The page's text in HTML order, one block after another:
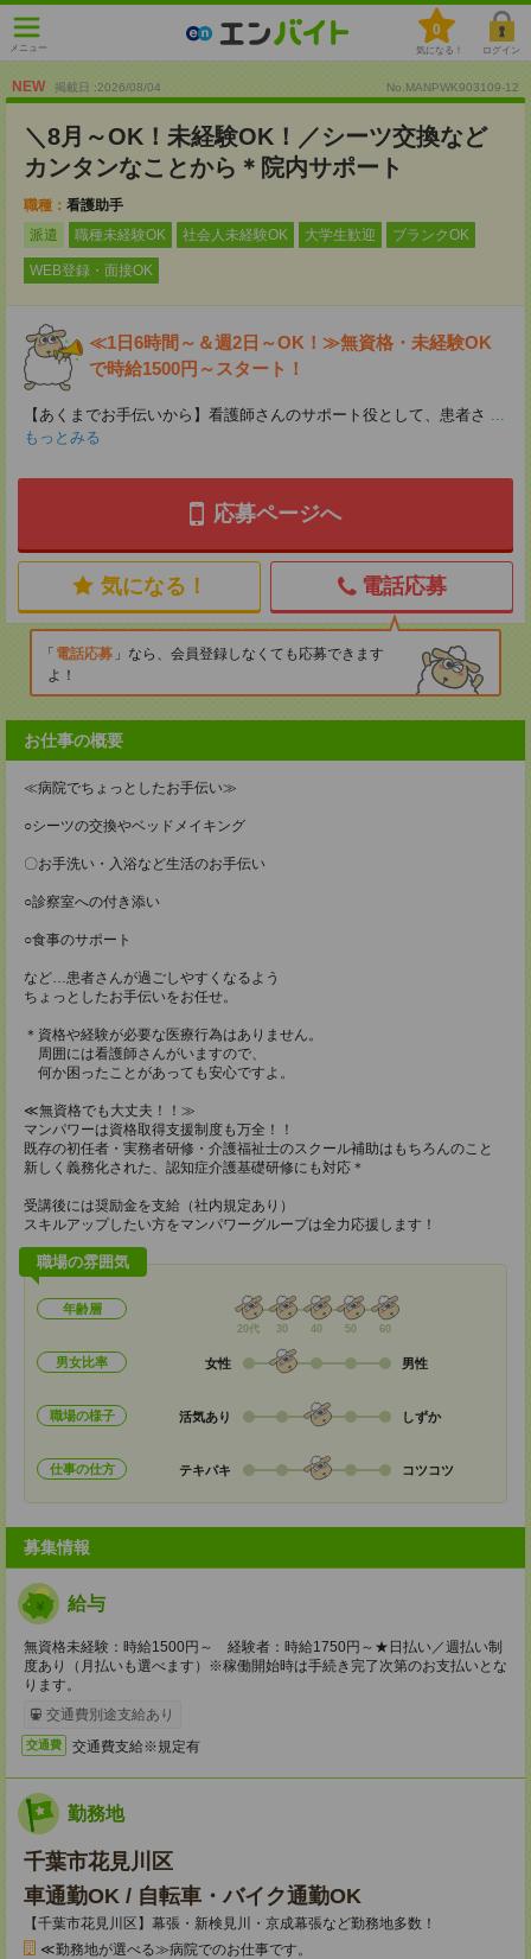
メニュー
0
気になる！ ログイン
NEW 掲載日 :2026/08/04 No.MANPWK903109-12
＼8月～OK！未経験OK！／シーツ交換など
カンタンなことから＊院内サポート
職種： 看護助手
派遣
職種未経験OK 社会人未経験OK 大学生歓迎 ブランクOK
WEB登録・面接OK
≪1日6時間～＆週2日～OK！≫無資格・未経験OK
で時給1500円～スタート！
【あくまでお手伝いから】看護師さんのサポート役として、患者さ ...
もっとみる
応募ページへ
気になる！ 電話応募
電話応募
なら、会員登録しなくても応募できます
よ！
お仕事の概要
≪病院でちょっとしたお手伝い≫
○シーツの交換やベッドメイキング
〇お手洗い・入浴など生活のお手伝い
○診察室への付き添い
○食事のサポート
など…患者さんが過ごしやすくなるよう
ちょっとしたお手伝いをお任せ。
＊資格や経験が必要な医療行為はありません。
周囲には看護師さんがいますので、
何か困ったことがあっても安心ですよ。
≪無資格でも大丈夫！！≫
マンパワーは資格取得支援制度も万全！！
既存の初任者・実務者研修・介護福祉士のスクール補助はもちろんのこと
新しく義務化された、認知症介護基礎研修にも対応＊
受講後には奨励金を支給（社内規定あり）
スキルアップしたい方をマンパワーグループは全力応援します！
職場の雰囲気
年齢層
20代 30 40 50 60
男女比率 女性 男性
職場の様子 活気あり しずか
仕事の仕方 テキパキ コツコツ
募集情報
給与
無資格未経験：時給1500円～ 経験者：時給1750円～★日払い／週払い制
度あり（月払いも選べます）※稼働開始時は手続き完了次第のお支払いとな
ります。
交通費別途支給あり
交通費 交通費支給※規定有
勤務地
千葉市花見川区
車通勤OK / 自転車・バイク通勤OK
【千葉市花見川区】幕張・新検見川・京成幕張など勤務地多数！
≪勤務地が選べる≫病院でのお仕事です。